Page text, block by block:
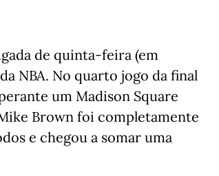
de quinta-feira (em
NBA. No quarto jogo da final
um Madison Square
Brown foi completamente
e chegou a somar uma